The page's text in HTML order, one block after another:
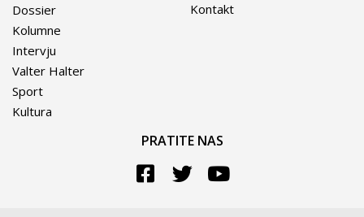
Dossier
Kolumne
Intervju
Valter Halter
Sport
Kultura
Kontakt
PRATITE NAS